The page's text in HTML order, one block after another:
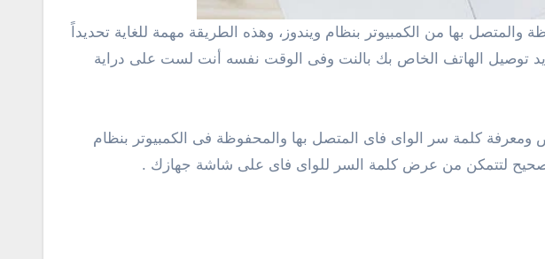
توصيل الهاتف الخاص بك بالنت وفى الوقت نفسه أنت لست على دراية
كلمة سر الواى فاى المتصل بها والمحفوظة فى الكمبيوتر بنظام
صحيح لتتمكن من عرض كلمة السر للواى فاى على شاشة جهازك .